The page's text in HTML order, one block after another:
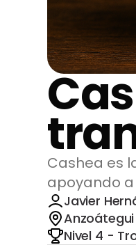
Cashea es
apoyando a
Javier
Anzoátegui
Nivel 4 -